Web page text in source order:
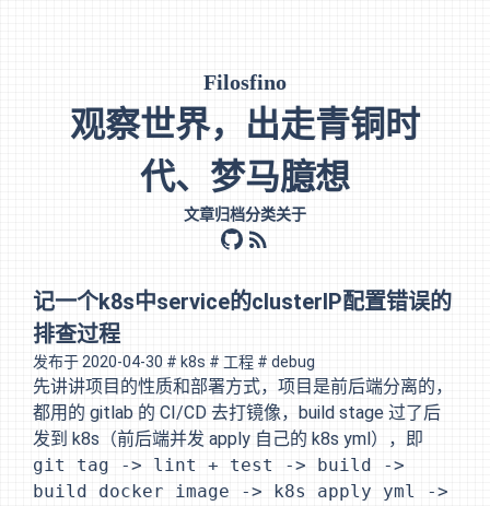
Filosfino
观察世界，出走青铜时
代、梦马臆想
文章归档分类关于
github
rss
记一个k8s中service的clusterIP配置错误的
排查过程
发布于 2020-04-30 # k8s # 工程 # debug
先讲讲项目的性质和部署方式，项目是前后端分离的，
都用的 gitlab 的 CI/CD 去打镜像，build stage 过了后
发到 k8s（前后端并发 apply 自己的 k8s yml），即
git tag -> lint + test -> build ->
build docker image -> k8s apply yml ->